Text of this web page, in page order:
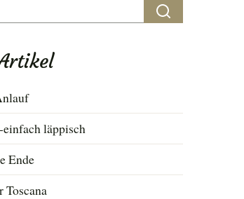
läppisch
Ende
Toscana